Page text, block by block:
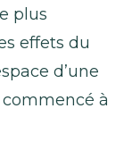
plus
effets du
d’une
à